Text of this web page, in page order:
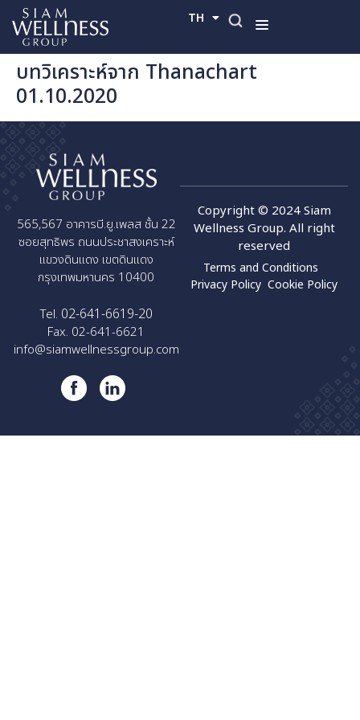
TH
EN
บทวิเคราะห์จาก Thanachart
01.10.2020
565,567 อาคารบี.ยู.เพลส ชั้น 22
ซอยสุทธิพร ถนนประชาสงเคราะห์
แขวงดินแดง เขตดินแดง
กรุงเทพมหานคร 10400
Tel. 02-641-6619-20
Fax. 02-641-6621
info@siamwellnessgroup.com
Copyright © 2024 Siam
Wellness Group. All right
reserved
Terms and Conditions
Privacy Policy Cookie Policy